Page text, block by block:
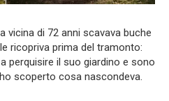
vicina di 72 anni scavava buche
ricopriva prima del tramonto:
perquisire il suo giardino e sono
scoperto cosa nascondeva.